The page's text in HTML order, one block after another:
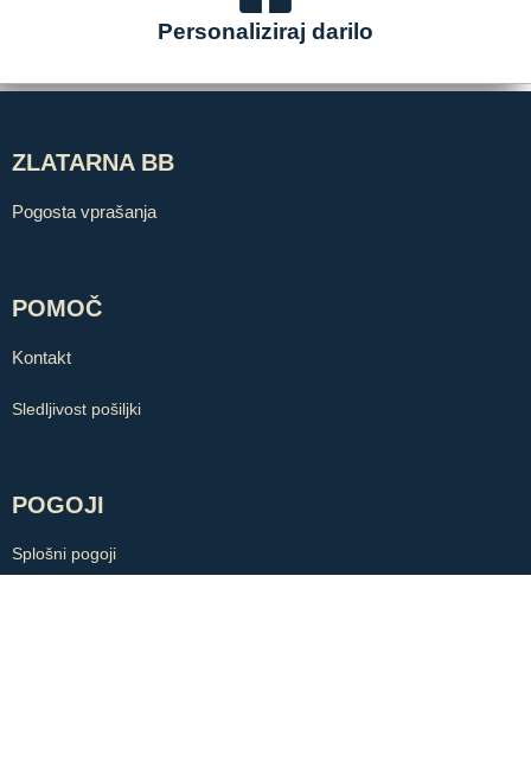
Personaliziraj darilo
ZLATARNA BB
Pogosta vprašanja
POMOČ
Kontakt
Sledljivost pošiljki
POGOJI
Splošni pogoji